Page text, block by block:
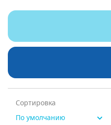
Сортировка
По умолчанию